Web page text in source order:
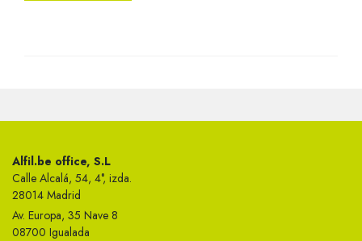
Alfil.be office, S.L
Calle Alcalá, 54, 4°, izda.
28014 Madrid
Av. Europa, 35 Nave 8
08700 Igualada